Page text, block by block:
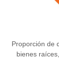
Proporción de
bienes